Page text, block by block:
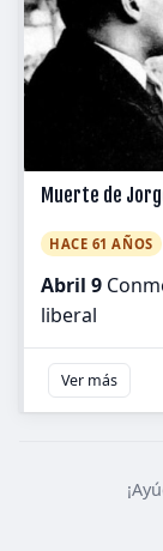
Muerte de
HACE 61 AÑOS
Abril 9
liberal
Ver más